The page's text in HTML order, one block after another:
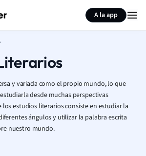
A la app
y variada como el propio mundo, lo que
desde muchas perspectivas
los estudios literarios consiste en estudiar la
ángulos y utilizar la palabra escrita
nuestro mundo.
Resumir página